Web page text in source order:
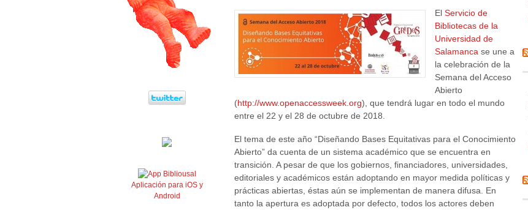
El Servicio de
Bibliotecas de la
Universidad de
Salamanca se une a
la celebración de la
Semana del Acceso
Abierto
(http://www.openaccessweek.org), que tendrá lugar en todo el mundo
entre el 22 y el 28 de octubre de 2018.
El tema de este año “Diseñando Bases Equitativas para el Conocimiento
Abierto” da cuenta de un sistema académico que se encuentra en
transición. A pesar de que los gobiernos, financiadores, universidades,
editoriales y académicos están adoptando en mayor medida políticas y
prácticas abiertas, éstas aún se implementan de manera difusa. En
tanto la apertura es adoptada por defecto, todos los actores deben
Aplicación para iOS y
Android